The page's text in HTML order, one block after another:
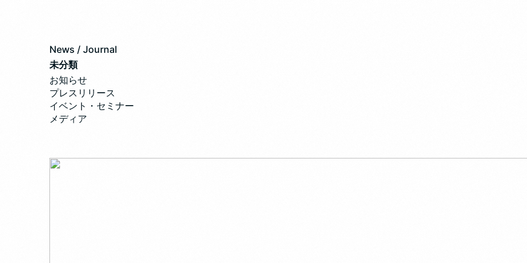
News / Journal
未分類
お知らせ
プレスリリース
イベント・セミナー
メディア